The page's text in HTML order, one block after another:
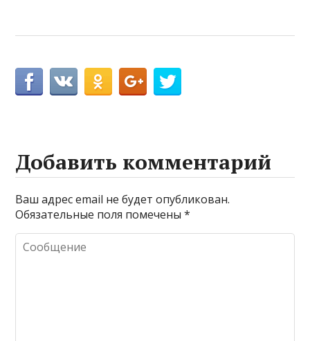
Добавить комментарий
Ваш адрес email не будет опубликован.
Обязательные поля помечены*